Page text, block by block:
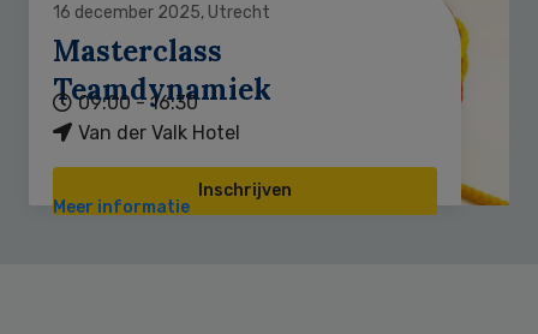
16 december 2025, Utrecht
Masterclass
Teamdynamiek
09:00 - 16:30
Van der Valk Hotel
Inschrijven
Meer informatie